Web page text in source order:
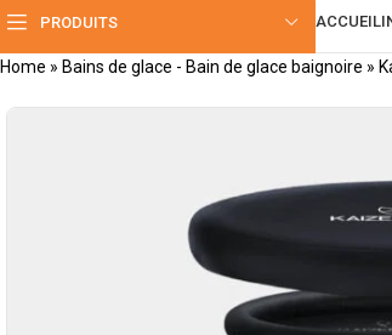
PRODUITS ACCUEIL
Home » Bains de glace - Bain de glace baignoire »